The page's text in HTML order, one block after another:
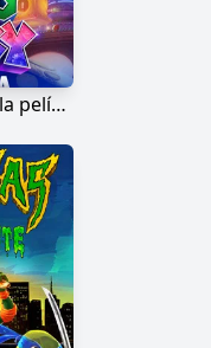
Super Mario Galaxy la película